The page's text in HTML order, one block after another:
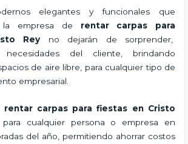
elegantes y funcionales que
la empresa de rentar carpas para
Rey no dejarán de sorprender,
necesidades del cliente, brindando
de aire libre, para cualquier tipo de
empresarial.
rentar carpas para fiestas en Cristo
cualquier persona o empresa en
del año, permitiendo ahorrar costos